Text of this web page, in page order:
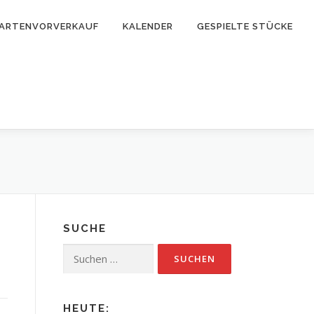
KALENDER GESPIELTE STÜCKE
SUCHE
nach:
HEUTE: